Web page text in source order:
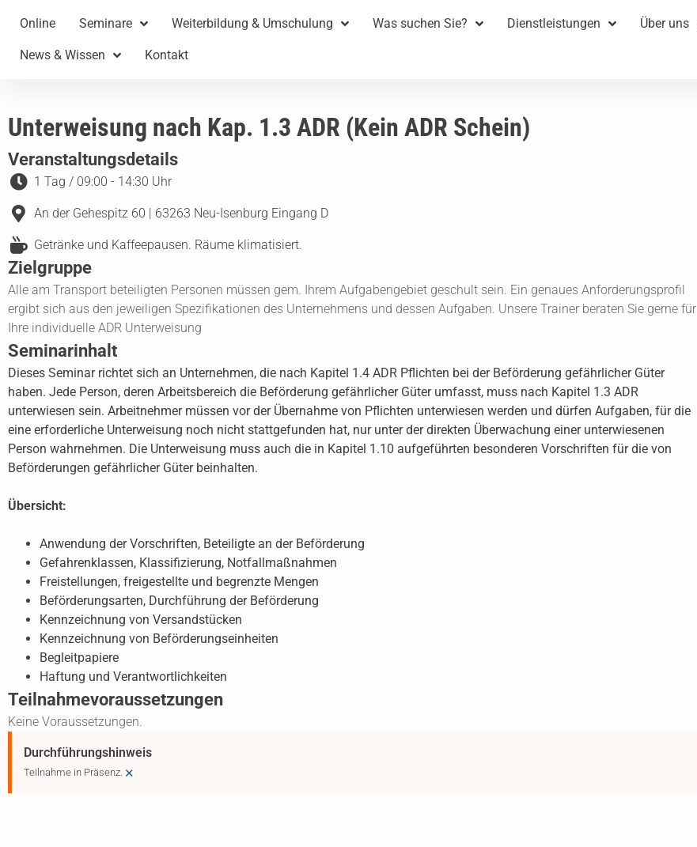
Online Seminare Weiterbildung & Umschulung Was suchen Sie? Dienstleistungen Über uns
News & Wissen Kontakt
Unterweisung nach Kap. 1.3 ADR (Kein ADR Schein)
Veranstaltungsdetails
1 Tag / 09:00 - 14:30 Uhr
An der Gehespitz 60 | 63263 Neu-Isenburg Eingang D
Getränke und Kaffeepausen. Räume klimatisiert.
Zielgruppe
Alle am Transport beteiligten Personen müssen gem. Ihrem Aufgabengebiet geschult sein. Ein genaues Anforderungsprofil
ergibt sich aus den jeweiligen Spezifikationen des Unternehmens und dessen Aufgaben. Unsere Trainer beraten Sie gerne für
Ihre individuelle ADR Unterweisung
Seminarinhalt
Dieses Seminar richtet sich an Unternehmen, die nach Kapitel 1.4 ADR Pflichten bei der Beförderung gefährlicher Güter
haben. Jede Person, deren Arbeitsbereich die Beförderung gefährlicher Güter umfasst, muss nach Kapitel 1.3 ADR
unterwiesen sein. Arbeitnehmer müssen vor der Übernahme von Pflichten unterwiesen werden und dürfen Aufgaben, für die
eine erforderliche Unterweisung noch nicht stattgefunden hat, nur unter der direkten Überwachung einer unterwiesenen
Person wahrnehmen. Die Unterweisung muss auch die in Kapitel 1.10 aufgeführten besonderen Vorschriften für die von
Beförderungen gefährlicher Güter beinhalten.
Übersicht:
Anwendung der Vorschriften, Beteiligte an der Beförderung
Gefahrenklassen, Klassifizierung, Notfallmaßnahmen
Freistellungen, freigestellte und begrenzte Mengen
Beförderungsarten, Durchführung der Beförderung
Kennzeichnung von Versandstücken
Kennzeichnung von Beförderungseinheiten
Begleitpapiere
Haftung und Verantwortlichkeiten
Teilnahmevoraussetzungen
Keine Voraussetzungen.
Durchführungshinweis
Teilnahme in Präsenz. ×